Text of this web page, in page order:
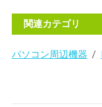
関連カテゴリ
パソコン周辺機器